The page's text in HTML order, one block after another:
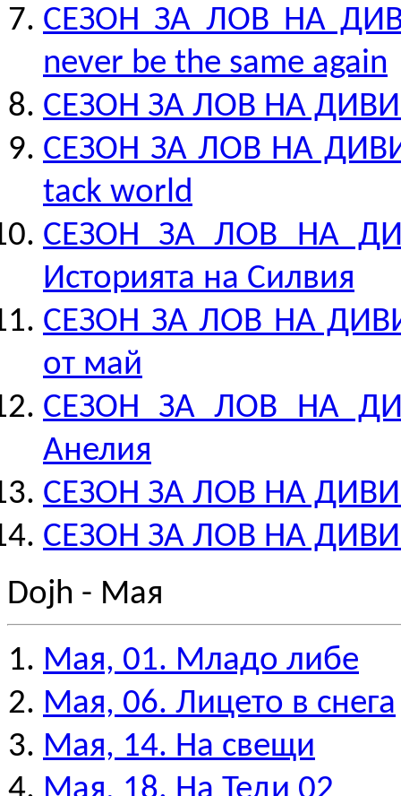
СЕЗОН ЗА ЛОВ НА
never be the same again
СЕЗОН ЗА ЛОВ НА ДИВИ
СЕЗОН ЗА ЛОВ НА ДИВИ
tack world
СЕЗОН ЗА ЛОВ НА
Историята на Силвия
СЕЗОН ЗА ЛОВ НА
от май
СЕЗОН ЗА ЛОВ НА
Анелия
СЕЗОН ЗА ЛОВ НА ДИВИ
СЕЗОН ЗА ЛОВ НА ДИВИ
Dojh - Мая
Мая, 01. Младо либе
Мая, 06. Лицето в снега
Мая, 14. На свещи